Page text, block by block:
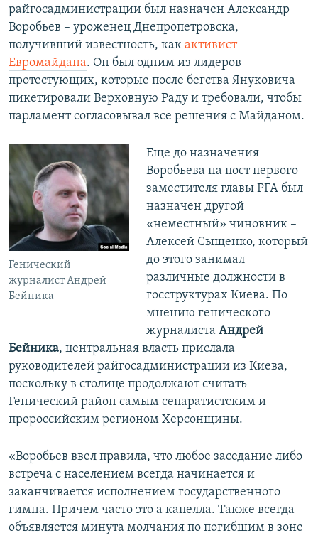
райгосадминистрации был назначен Александр
Воробьев – уроженец Днепропетровска,
получивший известность, как активист
Евромайдана. Он был одним из лидеров
протестующих, которые после бегства Януковича
пикетировали Верховную Раду и требовали, чтобы
парламент согласовывал все решения с Майданом.
Генический
журналист Андрей
Бейника
Еще до назначения
Воробьева на пост первого
заместителя главы РГА был
назначен другой
«неместный» чиновник –
Алексей Сыщенко, который
до этого занимал
различные должности в
госструктурах Киева. По
мнению генического
журналиста Андрей
Бейника, центральная власть прислала
руководителей райгосадминистрации из Киева,
поскольку в столице продолжают считать
Генический район самым сепаратистским и
пророссийским регионом Херсонщины.
«Воробьев ввел правила, что любое заседание либо
встреча с населением всегда начинается и
заканчивается исполнением государственного
гимна. Причем часто это а капелла. Также всегда
объявляется минута молчания по погибшим в зоне